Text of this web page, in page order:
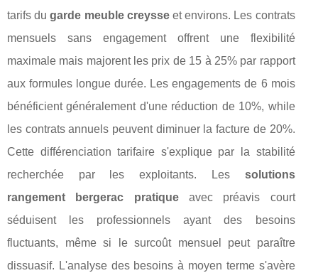
tarifs dugarde meuble creysseet environs. Les contrats
mensuels sans engagement offrent une flexibilité
maximale mais majorent les prix de 15 à 25% par rapport
aux formules longue durée. Les engagements de 6 mois
bénéficient généralement d'une réduction de 10%, while
les contrats annuels peuvent diminuer la facture de 20%.
Cette différenciation tarifaire s'explique par la stabilité
recherchée par les exploitants. Les solutions
rangement bergerac pratiqueavec préavis court
séduisent les professionnels ayant des besoins
fluctuants, même si le surcoût mensuel peut paraître
dissuasif. L'analyse des besoins à moyen terme s'avère